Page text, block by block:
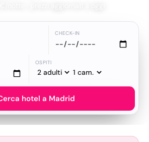
CHECK-IN
OSPITI
hotel a Madrid